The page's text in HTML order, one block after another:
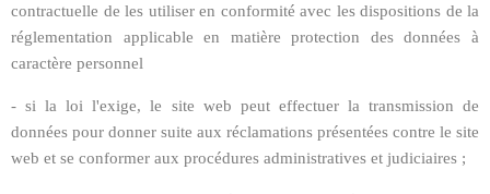
contractuelle de les utiliser en conformité avec les dispositions de la
réglementation applicable en matière protection des données à
caractère personnel
- si la loi l'exige, le site web peut effectuer la transmission de
données pour donner suite aux réclamations présentées contre le site
web et se conformer aux procédures administratives et judiciaires ;